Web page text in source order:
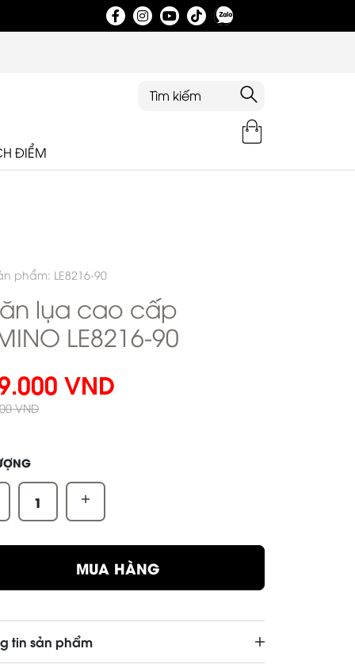
Tri ân khách hàng nhân dịp khai trương showroom
ĐIỂM
phẩm: LE8216-90
lụa cao cấp
LE8216-90
VND
VND
+
MUA HÀNG
tin sản phẩm